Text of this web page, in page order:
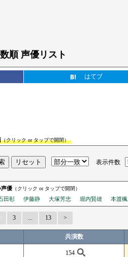
順 声優リスト
はてブ
（クリック or タップで開閉）
表示件数
声優 （クリック or タップで開閉）
田彰 伊藤静 大塚芳忠 堀内賢雄 本渡楓
3 ... 13
共演数
154